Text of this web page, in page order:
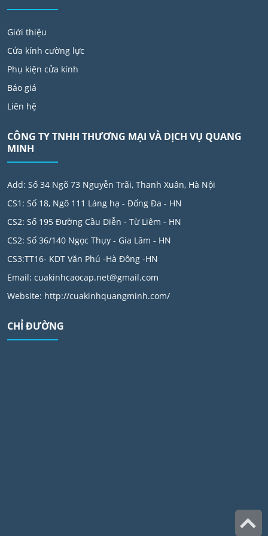
Giới thiệu
Cửa kính cường lực
Phụ kiện cửa kính
Báo giá
Liên hệ
CÔNG TY TNHH THƯƠNG MẠI VÀ DỊCH VỤ QUANG
MINH
Add: Số 34 Ngõ 73 Nguyễn Trãi, Thanh Xuân, Hà Nội
CS1: Số 18, Ngõ 111 Láng hạ - Đống Đa - HN
CS2: Số 195 Đường Cầu Diễn - Từ Liêm - HN
CS2: Số 36/140 Ngọc Thụy - Gia Lâm - HN
CS3:TT16- KDT Văn Phú -Hà Đông -HN
Email: cuakinhcaocap.net@gmail.com
Website: http://cuakinhquangminh.com/
CHỈ ĐƯỜNG